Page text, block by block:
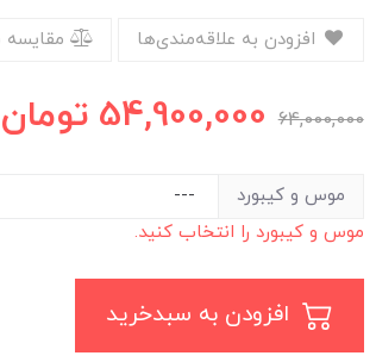
64,000,000
54,900,000 تومان
موس و کیبورد
موس و کیبورد را انتخاب کنید.